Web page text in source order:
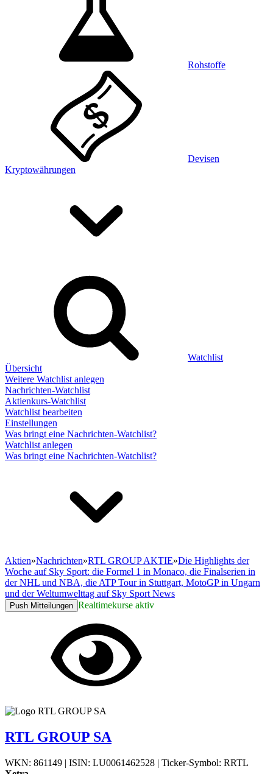
Rohstoffe
Devisen
Kryptowährungen
Watchlist
Übersicht
Weitere Watchlist anlegen
Nachrichten-Watchlist
Aktienkurs-Watchlist
Watchlist bearbeiten
Einstellungen
Was bringt eine Nachrichten-Watchlist?
Watchlist anlegen
Was bringt eine Nachrichten-Watchlist?
Aktien»Nachrichten»RTL GROUP AKTIE»Die Highlights der
Woche auf Sky Sport: die Formel 1 in Monaco, die Finalserien in
der NHL und NBA, die ATP Tour in Stuttgart, MotoGP in Ungarn
und der Weltumwelttag auf Sky Sport News
Push Mitteilungen Realtimekurse aktiv
RTL GROUP SA
WKN: 861149 | ISIN: LU0061462528 | Ticker-Symbol: RRTL